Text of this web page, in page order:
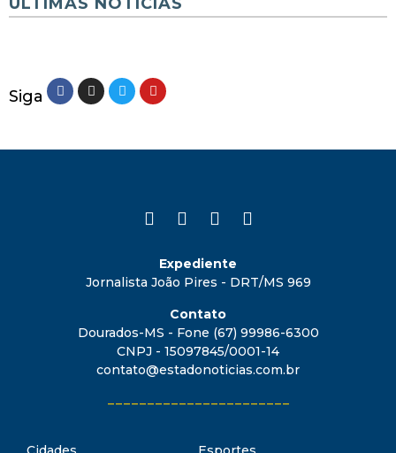
Siga
Expediente
Jornalista João Pires - DRT/MS 969
Contato
Dourados-MS - Fone (67) 99986-6300
CNPJ - 15097845/0001-14
contato@estadonoticias.com.br